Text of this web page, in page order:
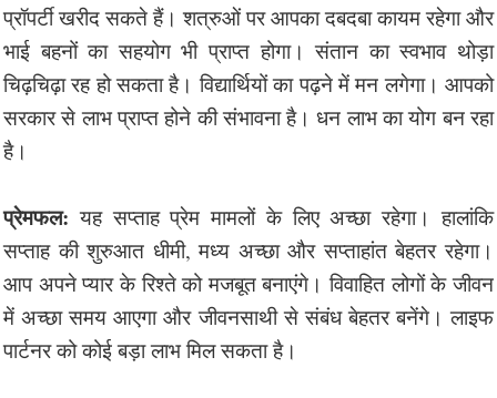
प्रॉपर्टी खरीद सकते हैं। शत्रुओं पर आपका दबदबा कायम रहेगा और
भाई बहनों का सहयोग भी प्राप्त होगा। संतान का स्वभाव थोड़ा
चिढ़चिढ़ा रह हो सकता है। विद्यार्थियों का पढ़ने में मन लगेगा। आपको
सरकार से लाभ प्राप्त होने की संभावना है। धन लाभ का योग बन रहा
है।
प्रेमफल:यह सप्ताह प्रेम मामलों के लिए अच्छा रहेगा। हालांकि
सप्ताह की शुरुआत धीमी, मध्य अच्छा और सप्ताहांत बेहतर रहेगा।
आप अपने प्यार के रिश्ते को मजबूत बनाएंगे। विवाहित लोगों के जीवन
में अच्छा समय आएगा और जीवनसाथी से संबंध बेहतर बनेंगे। लाइफ
पार्टनर को कोई बड़ा लाभ मिल सकता है।